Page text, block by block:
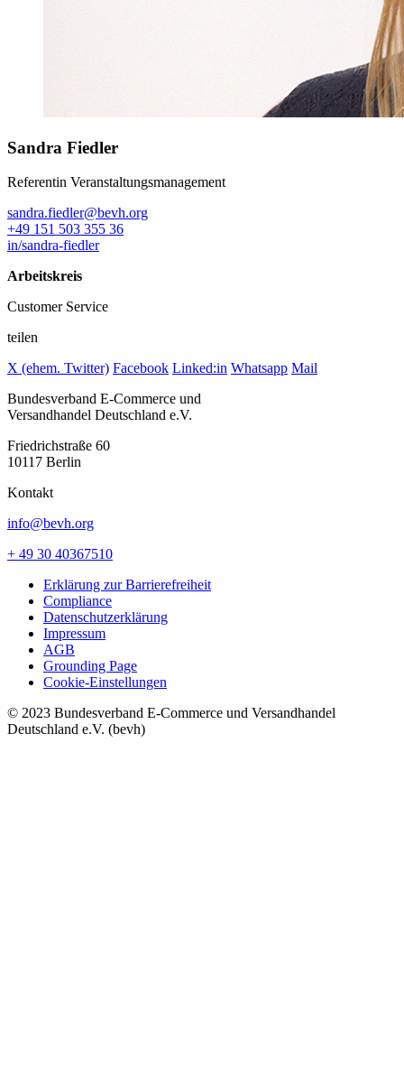
Sandra Fiedler
Referentin Veranstaltungsmanagement
sandra.fiedler@bevh.org
+49 151 503 355 36
in/sandra-fiedler
Arbeitskreis
Customer Service
teilen
X (ehem. Twitter) Facebook Linked:in Whatsapp Mail
Bundesverband E-Commerce und
Versandhandel Deutschland e.V.
Friedrichstraße 60
10117 Berlin
Kontakt
info@bevh.org
+ 49 30 40367510
Erklärung zur Barrierefreiheit
Compliance
Datenschutzerklärung
Impressum
AGB
Grounding Page
Cookie-Einstellungen
© 2023 Bundesverband E-Commerce und Versandhandel
Deutschland e.V. (bevh)